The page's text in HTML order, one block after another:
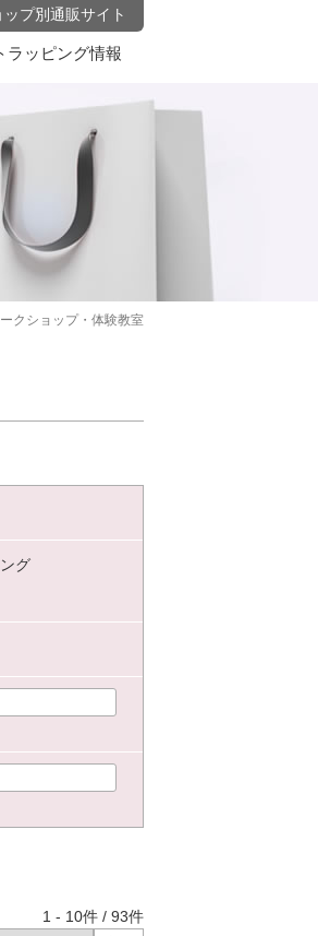
ップ別通販サイト
ラッピング情報
クショップ・体験教室
グ
1 - 10件 / 93件